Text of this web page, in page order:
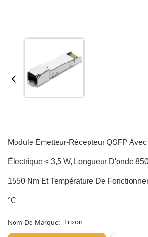
Module Émetteur-Récepteur QSFP
Électrique ≤ 3,5 W, Longueur D'onde
1550 Nm Et Température De
°C
Nom De Marque: Trixon